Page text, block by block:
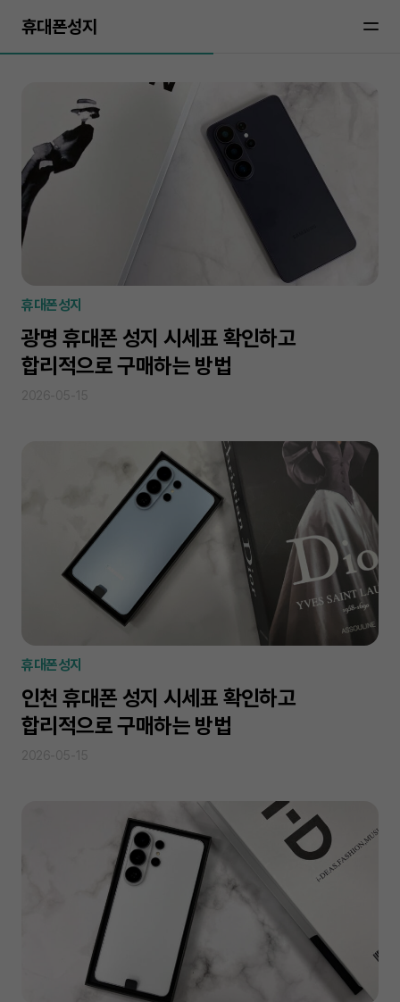
휴대폰성지
휴대폰성지
광명 휴대폰 성지 시세표 확인하고
합리적으로 구매하는 방법
휴대폰성지
인천 휴대폰 성지 시세표 확인하고
합리적으로 구매하는 방법